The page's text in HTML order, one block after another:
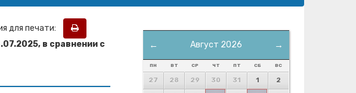
для печати:
.07.2025, в сравнении с
← →
Август 2026
ПН ВТ СР ЧТ ПТ СБ ВС
27 28 29 30 31 1 2